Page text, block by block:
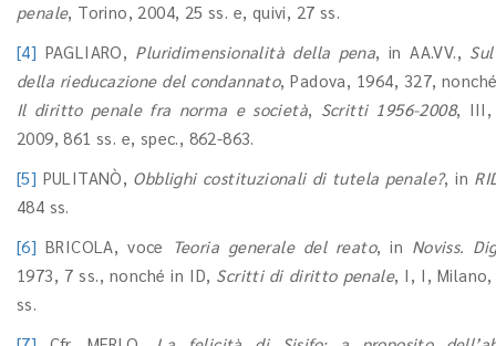
penale, Torino, 2004, 25 ss. e, quivi, 27 ss.
[4] PAGLIARO, Pluridimensionalità della pena, in AA.VV.,
della rieducazione del condannato, Padova, 1964, 327,
Il diritto penale fra norma e società, Scritti 1956-2008, III,
2009, 861 ss. e, spec., 862-863.
[5] PULITANÒ, Obblighi costituzionali di tutela penale?, in
484 ss.
[6] BRICOLA, voce Teoria generale del reato, in Noviss.
1973, 7 ss., nonché in ID, Scritti di diritto penale, I, I, Milano,
ss.